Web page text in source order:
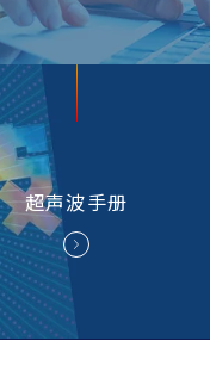
超声波手册